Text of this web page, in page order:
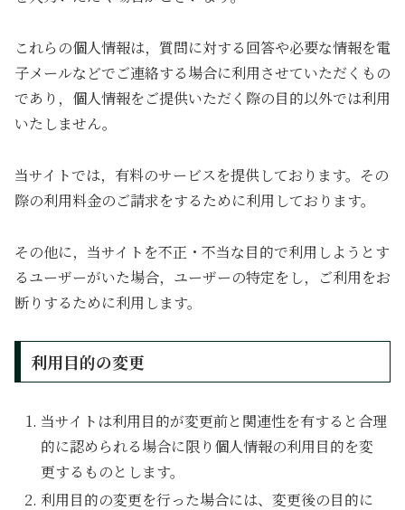
これらの個人情報は，質問に対する回答や必要な情報を電
子メールなどでご連絡する場合に利用させていただくもの
であり，個人情報をご提供いただく際の目的以外では利用
いたしません。
当サイトでは，有料のサービスを提供しております。その
際の利用料金のご請求をするために利用しております。
その他に，当サイトを不正・不当な目的で利用しようとす
るユーザーがいた場合，ユーザーの特定をし，ご利用をお
断りするために利用します。
利用目的の変更
当サイトは利用目的が変更前と関連性を有すると合理
的に認められる場合に限り個人情報の利用目的を変
更するものとします。
利用目的の変更を行った場合には、変更後の目的に